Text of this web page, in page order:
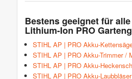
Bestens geeignet für
Lithium-Ion PRO
STIHL AP | PRO Akku-
STIHL AP | PRO Akku-Trimmer /
STIHL AP | PRO Akku-
STIHL AP | PRO Akku-Laubbläser